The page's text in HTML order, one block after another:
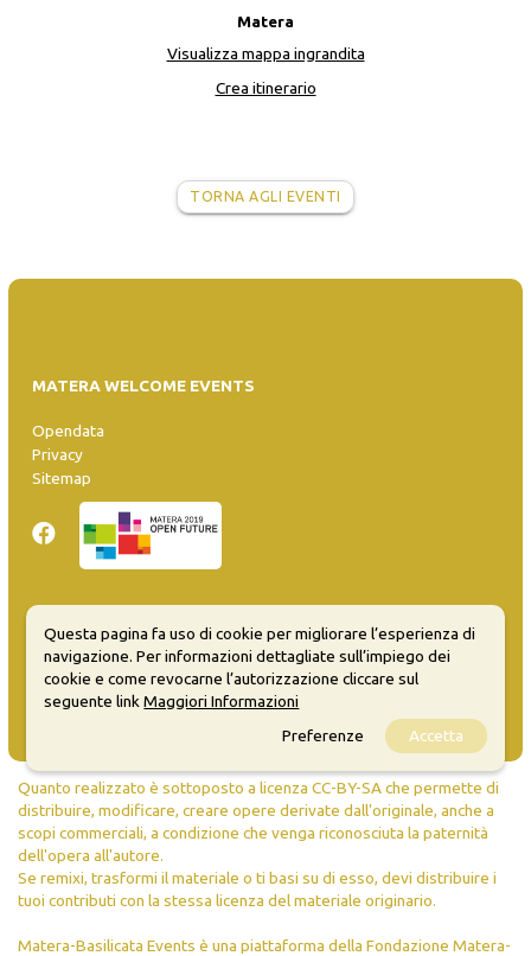
Matera
Visualizza mappa ingrandita
Crea itinerario
TORNA AGLI EVENTI
MATERA WELCOME EVENTS
Opendata
Privacy
Sitemap
Inserisci evento
Guida
FAQ
info@materaevents.it
Quanto realizzato è sottoposto a licenza CC-BY-SA che permette di
distribuire, modificare, creare opere derivate dall'originale, anche a
scopi commerciali, a condizione che venga riconosciuta la paternità
dell'opera all'autore.
Se remixi, trasformi il materiale o ti basi su di esso, devi distribuire i
tuoi contributi con la stessa licenza del materiale originario.
Matera-Basilicata Events è una piattaforma della Fondazione Matera-
Questa pagina fa uso di cookie per migliorare l’esperienza di
navigazione. Per informazioni dettagliate sull’impiego dei
cookie e come revocarne l’autorizzazione cliccare sul
seguente linkMaggiori Informazioni
Preferenze
Accetta